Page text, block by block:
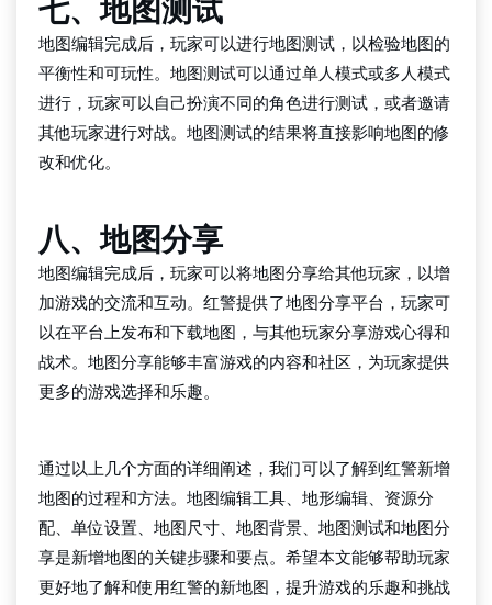
七、地图测试
地图编辑完成后，玩家可以进行地图测试，以检验地图的
平衡性和可玩性。地图测试可以通过单人模式或多人模式
进行，玩家可以自己扮演不同的角色进行测试，或者邀请
其他玩家进行对战。地图测试的结果将直接影响地图的修
改和优化。
八、地图分享
地图编辑完成后，玩家可以将地图分享给其他玩家，以增
加游戏的交流和互动。红警提供了地图分享平台，玩家可
以在平台上发布和下载地图，与其他玩家分享游戏心得和
战术。地图分享能够丰富游戏的内容和社区，为玩家提供
更多的游戏选择和乐趣。
通过以上几个方面的详细阐述，我们可以了解到红警新增
地图的过程和方法。地图编辑工具、地形编辑、资源分
配、单位设置、地图尺寸、地图背景、地图测试和地图分
享是新增地图的关键步骤和要点。希望本文能够帮助玩家
更好地了解和使用红警的新地图，提升游戏的乐趣和挑战